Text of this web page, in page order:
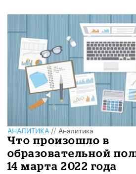
АНАЛИТИКА//Аналитика
Что произошло в
образовательной
14 марта 2022 года